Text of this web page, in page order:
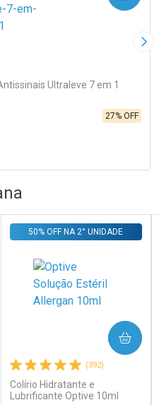
Ultraleve 7 em 1
27% OFF
AOS FAVORITOS
(392)
Colírio Hidratante e
Lubrificante Optive 10ml
50% OFF NA 2° UNIDADE
COMPRAR